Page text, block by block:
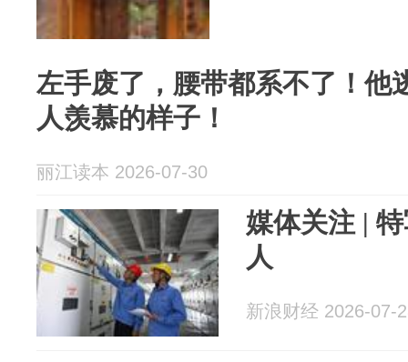
左手废了，腰带都系不了！他
人羡慕的样子！
丽江读本 2026-07-30
媒体关注 |
人
新浪财经 2026-07-